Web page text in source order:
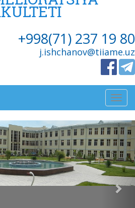
+998(71) 237 19 80
j.ishchanov@tiiame.uz